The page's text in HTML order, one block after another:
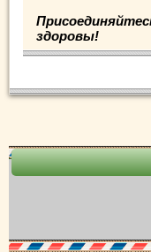
здоровы!